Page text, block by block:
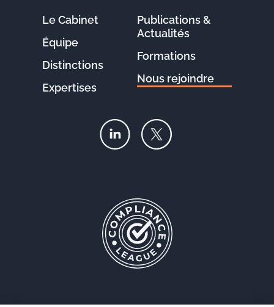
Le Cabinet
Équipe
Distinctions
Expertises
Publications &
Actualités
Formations
Nous rejoindre